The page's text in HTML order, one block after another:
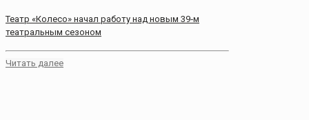
Театр «Колесо» начал работу над новым 39‑м
театральным сезоном
Читать далее